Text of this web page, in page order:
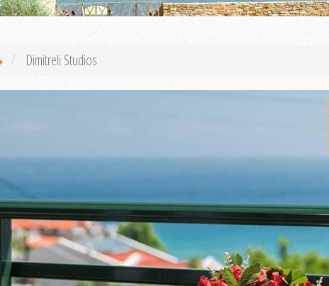
Dimitreli Studios